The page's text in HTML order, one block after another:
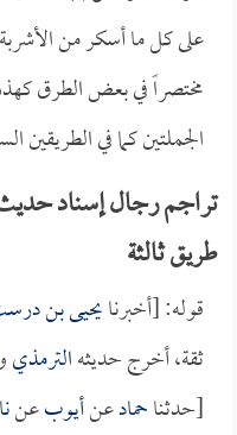
على كل ما أسكر من
مختصراً في بعض الطرق
الجملتين كما في الطريقين
تراجم رجال إسناد
طريق ثالثة
قوله: [أخبرنايحيى بن
ثقة، أخرج حديثهالترمذي
[حدثناحمادعنأيوبعن